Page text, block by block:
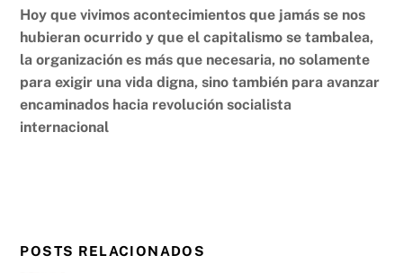
Hoy que vivimos acontecimientos que jamás se nos
hubieran ocurrido y que el capitalismo se tambalea,
la organización es más que necesaria, no solamente
para exigir una vida digna, sino también para avanzar
encaminados hacia revolución socialista
internacional
POSTS RELACIONADOS